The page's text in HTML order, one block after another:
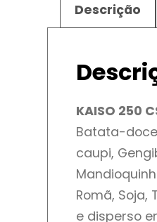
Descrição
KAISO 250
Batata-
caupi,
Romã,
e disperso